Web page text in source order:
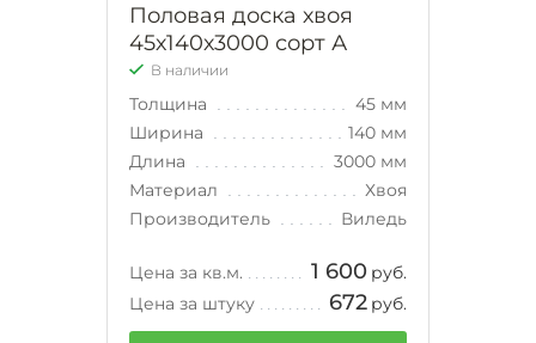
Половая доска хвоя
45х140х3000 сорт А
В наличии
Толщина
45 мм
Ширина
140 мм
Длина
3000 мм
Материал
Хвоя
Производитель
Виледь
Цена за кв.м. 1 600 руб.
Цена за штуку
672 руб.